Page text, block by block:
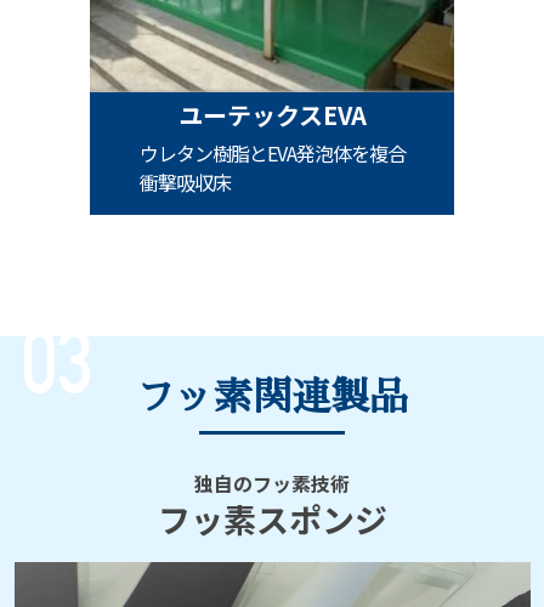
ユーテックスEVA
ウレタン樹脂とEVA発泡体を複合
衝撃吸収床
フッ素関連製品
独自のフッ素技術
フッ素スポンジ